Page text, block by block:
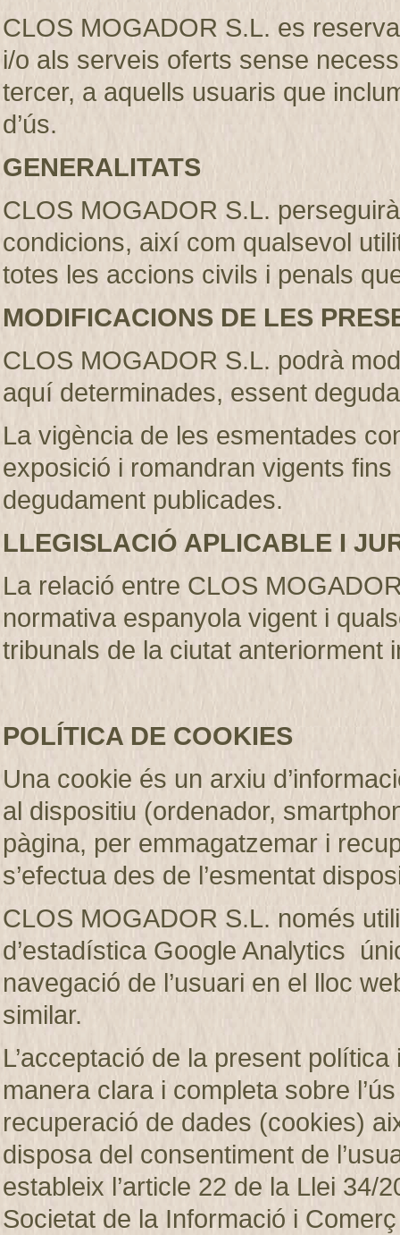
CLOS MOGADOR S.L. es
i/o als serveis oferts sense
tercer, a aquells usuaris que
d’ús.
GENERALITATS
CLOS MOGADOR S.L.
condicions, així com qualsevol
totes les accions civils i penals
MODIFICACIONS DE LES
CLOS MOGADOR S.L. podrà
aquí determinades, essent
La vigència de les esmentades
exposició i romandran vigents
degudament publicades.
LLEGISLACIÓ APLICABLE I
La relació entre CLOS
normativa espanyola vigent i
tribunals de la ciutat anteriorment
POLÍTICA DE COOKIES
Una cookie és un arxiu
al dispositiu (ordenador,
pàgina, per emmagatzemar i
s’efectua des de l’esmentat
CLOS MOGADOR S.L. només
d’estadística Google Analytics
navegació de l’usuari en el lloc
similar.
L’acceptació de la present
manera clara i completa sobre
recuperació de dades (cookies)
disposa del consentiment de
estableix l’article 22 de la Llei 34/
Societat de la Informació i